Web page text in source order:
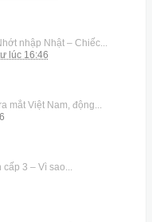
nhập Nhật – Chiếc...
lúc 16:46
mắt Việt Nam, động...
3 – Vì sao...